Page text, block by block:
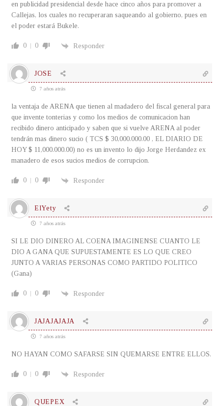
en publicidad presidencial desde hace cinco años para promover a
Callejas, los cuales no recuperaran saqueando al gobierno, pues en
el poder estará Bukele.
0 0 Responder
JOSE
7 años atrás
la ventaja de ARENA que tienen al madadero del fiscal general para
que invente tonterias y como los medios de comunicacion han
recibido dinero anticipado y saben que si vuelve ARENA al poder
tendrán mas dinero sucio ( TCS $ 30,000.000.00 , EL DIARIO DE
HOY $ 11,000.000.00) no es un invento lo dijo Jorge Herdandez ex
manadero de esos sucios medios de corrupcion.
0 0 Responder
ElYety
7 años atrás
SI LE DIO DINERO AL COENA IMAGINENSE CUANTO LE
DIO A GANA QUE SUPUESTAMENTE ES LO QUE CREO
JUNTO A VARIAS PERSONAS COMO PARTIDO POLITICO
(Gana)
0 0 Responder
JAJAJAJAJA
7 años atrás
NO HAYAN COMO SAFARSE SIN QUEMARSE ENTRE ELLOS.
0 0 Responder
QUEPEX